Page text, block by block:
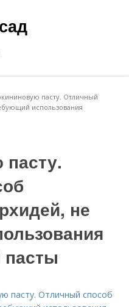
пасту. Отличный
использования
пасту.
не
пасты
пасту. Отличный способ